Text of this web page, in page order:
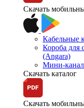
Скачать
Кабельные
Короба для
(Angara)
Мини-
Скачать каталог
Скачать